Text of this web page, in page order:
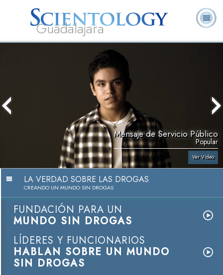
Guadalajara
Voluntarios
Mensaje de Servicio Público
Popular
Ver Video
LA VERDAD SOBRE LAS DROGAS
CREANDO UN MUNDO SIN DROGAS
FUNDACIÓN PARA UN
MUNDO SIN DROGAS
LÍDERES Y FUNCIONARIOS
HABLAN SOBRE UN MUNDO
SIN DROGAS